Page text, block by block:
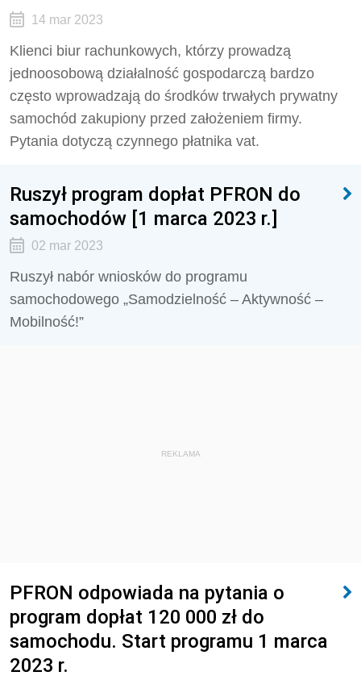
14 mar 2023
Klienci biur rachunkowych, którzy prowadzą
jednoosobową działalność gospodarczą bardzo
często wprowadzają do środków trwałych prywatny
samochód zakupiony przed założeniem firmy.
Pytania dotyczą czynnego płatnika vat.
Ruszył program dopłat PFRON do
samochodów [1 marca 2023 r.]
02 mar 2023
Ruszył nabór wniosków do programu
samochodowego „Samodzielność – Aktywność –
Mobilność!”
REKLAMA
PFRON odpowiada na pytania o
program dopłat 120 000 zł do
samochodu. Start programu 1 marca
2023 r.